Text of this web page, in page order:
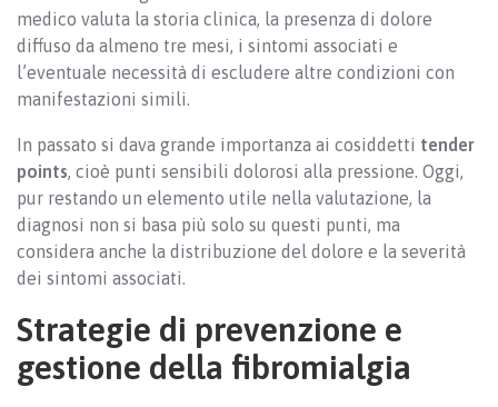
medico valuta la storia clinica, la presenza di dolore
diffuso da almeno tre mesi, i sintomi associati e
l’eventuale necessità di escludere altre condizioni con
manifestazioni simili.
In passato si dava grande importanza ai cosiddetti tender
points, cioè punti sensibili dolorosi alla pressione. Oggi,
pur restando un elemento utile nella valutazione, la
diagnosi non si basa più solo su questi punti, ma
considera anche la distribuzione del dolore e la severità
dei sintomi associati.
Strategie di prevenzione e
gestione della fibromialgia